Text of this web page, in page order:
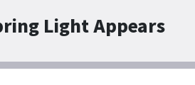
Light Appears